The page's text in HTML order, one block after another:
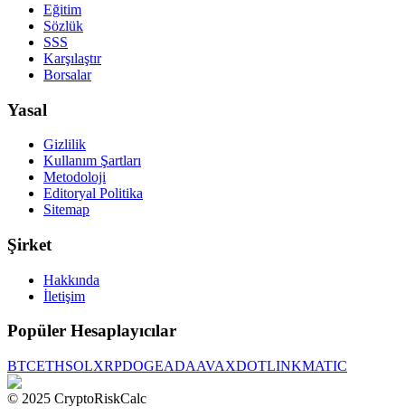
Eğitim
Sözlük
SSS
Karşılaştır
Borsalar
Yasal
Gizlilik
Kullanım Şartları
Metodoloji
Editoryal Politika
Sitemap
Şirket
Hakkında
İletişim
Popüler Hesaplayıcılar
BTCETHSOLXRPDOGEADAAVAXDOTLINKMATIC
© 2025 CryptoRiskCalc